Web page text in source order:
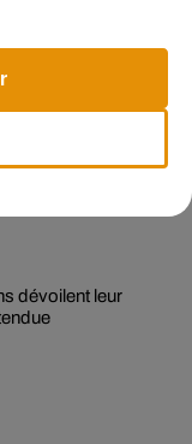
remix de « Love
dévoilent leur